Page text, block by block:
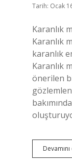
Tarih: Ocak
Karanlık
Karanlık
karanlık
Karanlık
önerilen